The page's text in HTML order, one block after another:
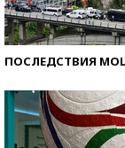
ПОСЛЕДСТВИЯ